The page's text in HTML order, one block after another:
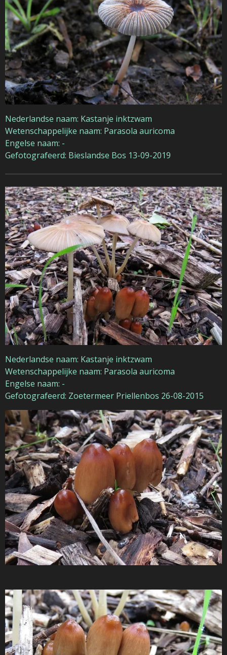
Nederlandse naam: Kastanje inktzwam
Wetenschappelijke naam: Parasola auricoma
Engelse naam: -
Gefotografeerd: Bieslandse Bos 13-09-2019
Nederlandse naam: Kastanje inktzwam
Wetenschappelijke naam: Parasola auricoma
Engelse naam: -
Gefotografeerd: Zoetermeer Priellenbos 26-08-2015